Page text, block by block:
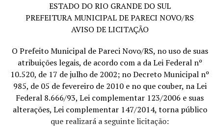
ESTADO DO RIO GRANDE DO SUL
PREFEITURA MUNICIPAL DE PARECI NOVO/RS
AVISO DE LICITAÇÃO
O Prefeito Municipal de Pareci Novo/RS, no uso de suas
atribuições legais, de acordo com a da Lei Federal nº
10.520, de 17 de julho de 2002; no Decreto Municipal nº
985, de 05 de fevereiro de 2010 e no que couber, na Lei
Federal 8.666/93, Lei complementar 123/2006 e suas
alterações, Lei complementar 147/2014, torna público
que realizará a seguinte licitação: